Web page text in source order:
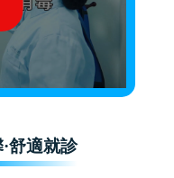
舒適就診